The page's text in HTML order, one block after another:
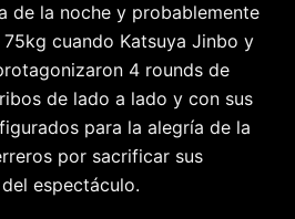
de la noche y probablemente
cuando Katsuya Jinbo y
4 rounds de
de lado a lado y con sus
para la alegría de la
por sacrificar sus
espectáculo.